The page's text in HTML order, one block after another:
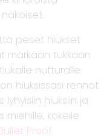
peset hiukset
märkään tukkaan
nutturalle.
hiuksissasi rennot
hiuksiin ja
kokeile
Proof